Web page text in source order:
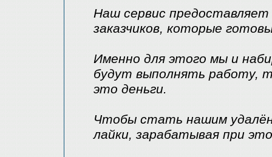
Наш сервис
заказчиков, которые
Именно для этого мы и
будут выполнять работу,
это деньги.
Чтобы стать нашим
лайки, зарабатывая при